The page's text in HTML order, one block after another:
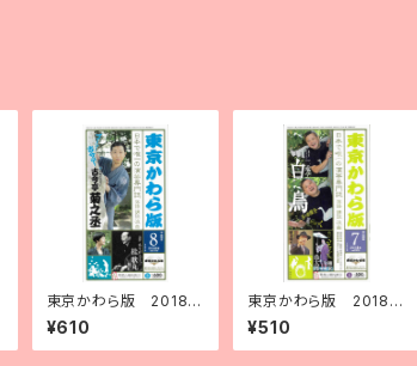
東京かわら版 2018
（平成30）年８月号
¥610
東京かわら版 2018
（平成30）年７月号
¥510